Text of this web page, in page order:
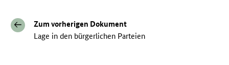
Zum vorherigen Dokument
Lage in den bürgerlichen Parteien